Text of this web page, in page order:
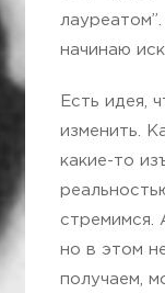
начинаю
Есть идея,
изменить.
какие-то
стремимся.
но в этом
получаем,